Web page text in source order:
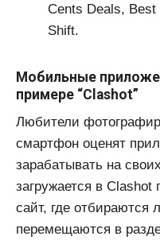
Cents Deals,
Shift.
Мобильные
примере “Clashot”
Любители
смартфон оценят
зарабатывать на
загружается в
сайт, где
перемещаются в